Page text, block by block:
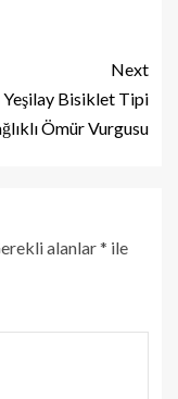
Next
Yeşilay Bisiklet Tipi
Ömür Vurgusu
alanlar* ile